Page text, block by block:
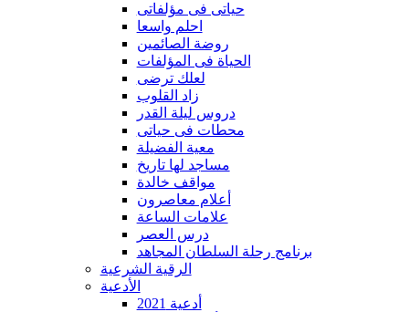
حياتى فى مؤلفاتى
احلم واسعا
روضة الصائمين
الحياة فى المؤلفات
لعلك ترضى
زاد القلوب
دروس ليلة القدر
محطات فى حياتى
معية الفضيلة
مساجد لها تاريخ
مواقف خالدة
أعلام معاصرون
علامات الساعة
درس العصر
برنامج رحلة السلطان المجاهد
الرقية الشرعية
الأدعية
أدعية 2021